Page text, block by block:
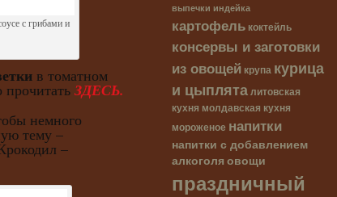
с грибами и
в томатном
ЗДЕСЬ.
немного
тему –
–
выпечки индейка
картофель коктейль
консервы и заготовки
из овощей крупа курица
и цыпляталитовская
кухня молдавская кухня
мороженое напитки
напитки с добавлением
алкоголя овощи
праздничный